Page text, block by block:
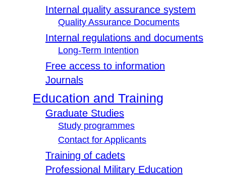
Internal quality assurance system
Quality Assurance Documents
Internal regulations and documents
Long-Term Intention
Free access to information
Journals
Education and Training
Graduate Studies
Study programmes
Contact for Applicants
Training of cadets
Professional Military Education